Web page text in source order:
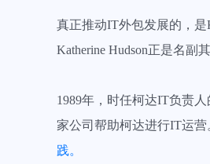
真正推动IT外包发展的，
Katherine Hudson正是名副
1989年，时任柯达IT负责
家公司帮助柯达进行IT运营
践。